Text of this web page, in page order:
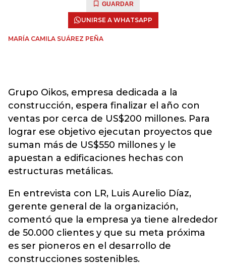
GUARDAR
UNIRSE A WHATSAPP
MARÍA CAMILA SUÁREZ PEÑA
Grupo Oikos, empresa dedicada a la
construcción, espera finalizar el año con
ventas por cerca de US$200 millones. Para
lograr ese objetivo ejecutan proyectos que
suman más de US$550 millones y le
apuestan a edificaciones hechas con
estructuras metálicas.
En entrevista con LR, Luis Aurelio Díaz,
gerente general de la organización,
comentó que la empresa ya tiene alrededor
de 50.000 clientes y que su meta próxima
es ser pioneros en el desarrollo de
construcciones sostenibles.